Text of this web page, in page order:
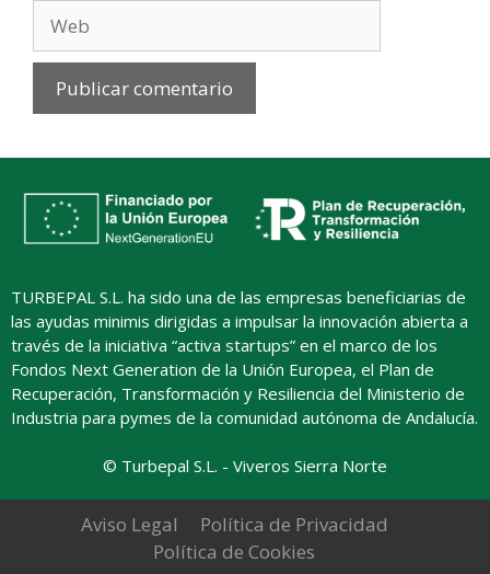
TURBEPAL S.L. ha sido una de las empresas beneficiarias de
las ayudas minimis dirigidas a impulsar la innovación abierta a
través de la iniciativa “activa startups” en el marco de los
Fondos Next Generation de la Unión Europea, el Plan de
Recuperación, Transformación y Resiliencia del Ministerio de
Industria para pymes de la comunidad autónoma de Andalucía.
© Turbepal S.L. - Viveros Sierra Norte
Aviso Legal
Política de Privacidad
Política de Cookies